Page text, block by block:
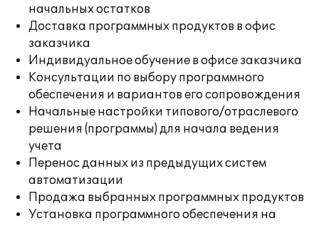
начальных остатков
Доставка программных продуктов в офис
заказчика
Индивидуальное обучение в офисе заказчика
Консультации по выбору программного
обеспечения и вариантов его сопровождения
Начальные настройки типового/отраслевого
решения (программы) для начала ведения
учета
Перенос данных из предыдущих систем
автоматизации
Продажа выбранных программных продуктов
Установка программного обеспечения на